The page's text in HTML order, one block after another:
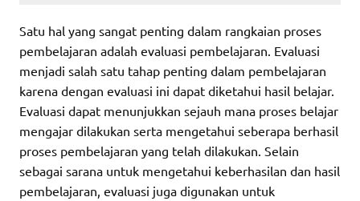
Satu hal yang sangat penting dalam rangkaian proses
pembelajaran adalah evaluasi pembelajaran. Evaluasi
menjadi salah satu tahap penting dalam pembelajaran
karena dengan evaluasi ini dapat diketahui hasil belajar.
Evaluasi dapat menunjukkan sejauh mana proses belajar
mengajar dilakukan serta mengetahui seberapa berhasil
proses pembelajaran yang telah dilakukan. Selain
sebagai sarana untuk mengetahui keberhasilan dan hasil
pembelajaran, evaluasi juga digunakan untuk